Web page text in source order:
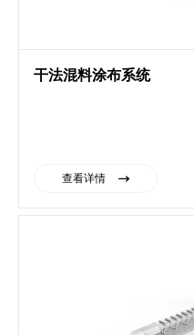
干法混料涂布系统
查看详情